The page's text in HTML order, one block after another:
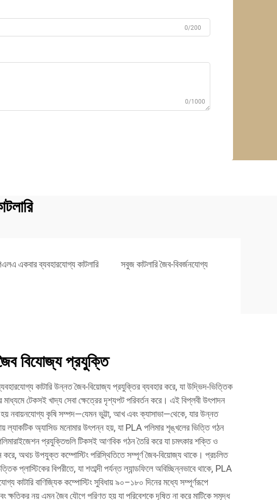
0/200
0/1000
একবার ব্যবহারযোগ্য কাটলারি সবুজ কাটলারি জৈব-বিবর্জনযোগ্য
বিযোজ্য প্রযুক্তি
কাটারি উন্নত জৈব-বিয়োজ্য প্রযুক্তির ব্যবহার করে, যা উদ্ভিদ-ভিত্তিক
মাধ্যমে টেকসই খাদ্য সেবা ক্ষেত্রের দৃশ্যপট পরিবর্তন করে। এই বিপ্লবী উৎপাদন
হয় নবায়নযোগ্য কৃষি সম্পদ—যেমন ভুট্টা, আখ এবং ক্যাসাভা—থেকে, যার উন্নত
ল্যাকটিক অ্যাসিড মনোমার উৎপন্ন হয়, যা PLA পলিমার শৃঙ্খলের ভিত্তি গঠন
প্রযুক্তিগুলি টিকসই আণবিক গঠন তৈরি করে যা চমৎকার শক্তি ও
করে, অথচ উপযুক্ত কম্পোস্টিং পরিস্থিতিতে সম্পূর্ণ জৈব-বিয়োজ্য থাকে। প্রচলিত
প্লাস্টিকের বিপরীতে, যা শতাব্দী পর্যন্ত ল্যান্ডফিলে অবিচ্ছিন্নভাবে থাকে, PLA
কাটারি বাণিজ্যিক কম্পোস্টিং সুবিধায় ৯০–১৮০ দিনের মধ্যে সম্পূর্ণরূপে
ক্ষতিকর নয় এমন জৈব যৌগে পরিণত হয় যা পরিবেশকে দূষিত না করে মাটিকে সমৃদ্ধ